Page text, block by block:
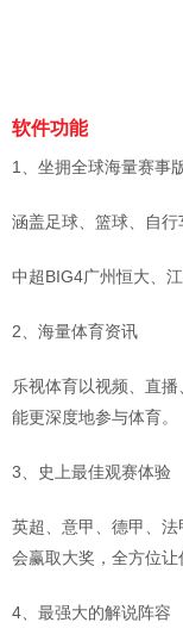
软件功能
1、坐拥全球海量赛事
涵盖足球、篮球、自
中超BIG4广州恒大、
2、海量体育资讯
乐视体育以视频、直
能更深度地参与体育。
3、史上最佳观赛体验
英超、意甲、德甲、
会赢取大奖，全方位让
4、最强大的解说阵容